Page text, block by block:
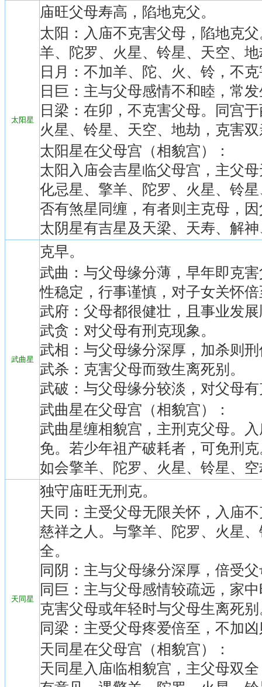
太阳星
庙旺父母寿高，陷地克父。
太阳：入庙不克害父母，陷地克
羊、陀罗、火星、铃星、天空、
日月：不加羊、陀、火、铃，不
日巨：主与父母感情不和睦，常
日梁：在卯，不克害父母。同宫
火星、铃星、天空、地劫，克害
太阳星在父母宫（相貌宫）：
太阳入庙会吉星临父母宫，主父
化忌星、擎羊、陀罗、火星、铃
否有煞星同缠，有者则主克母，
太阴星有吉星及天梁、天寿、解
武曲星
克早。
武曲：与父母缘分薄，早年即克
性稳定，行事谨慎，对子女关怀
武府：父母都很健壮，且事业发
武贪：对父母有刑克现象。
武相：与父母缘分深厚，加杀则
武杀：克害父母而致生离死别。
武破：与父母缘分较淡，对父母
武曲星在父母宫（相貌宫）：
武曲星缠相貌宫，主刑克父母。
免。若少年祖产破耗者，可免刑
如会擎羊、陀罗、火星、铃星、
天同星
独守庙旺无刑克。
天同：主受父母无限关怀，入庙
慈祥之人。与擎羊、陀罗、火星
全。
同阴：主与父母缘分深厚，倍受
同巨：主与父母感情较疏远，家
克害父母或年轻时与父母生离死
同梁：主受父母疼爱倍至，不加
天同星在父母宫（相貌宫）：
天同星入庙临相貌宫，主父母双